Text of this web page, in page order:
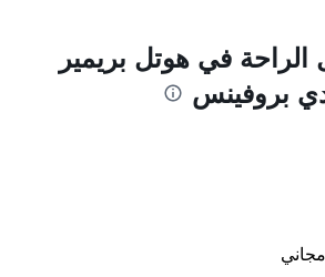
الراحة في هوتل بريمير
بروفينس